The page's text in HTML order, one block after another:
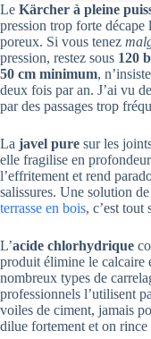
Le Kärcher à pleine
pression trop forte décape
poreux. Si vous tenez
pression, restez sous 120
50 cm minimum,
deux fois par an. J’ai vu
par des passages trop
La javel pure sur les
elle fragilise en
l’effritement et rend
salissures. Une solution
terrasse en bois, c’est tout
L’acide chlorhydrique
produit élimine le calcaire
nombreux types de
professionnels l’utilisent
voiles de ciment, jamais
dilue fortement et on rince